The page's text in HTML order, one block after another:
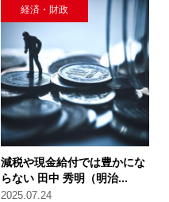
経済・財政
減税や現金給付では豊かにな
らない 田中 秀明（明治...
2025.07.24